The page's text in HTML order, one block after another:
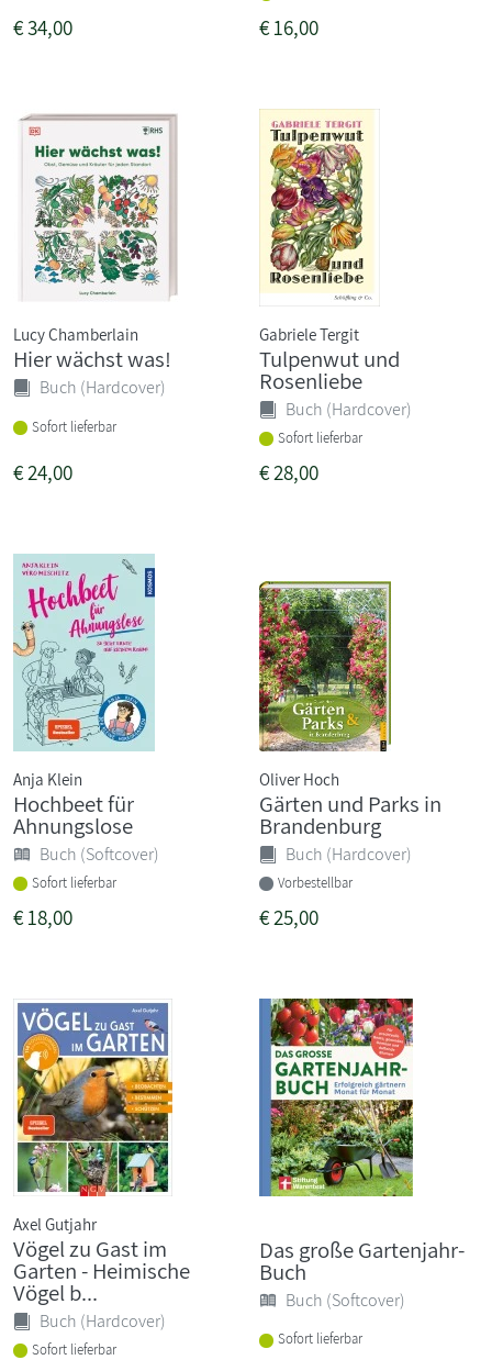
€34,00 €16,00
Lucy Chamberlain
Hier wächst was!
Buch (Hardcover)
Sofort lieferbar
€24,00
Gabriele Tergit
Tulpenwut und
Rosenliebe
Buch (Hardcover)
Sofort lieferbar
€28,00
Anja Klein
Hochbeet für
Ahnungslose
Buch (Softcover)
Sofort lieferbar
€18,00
Oliver Hoch
Gärten und Parks in
Brandenburg
Buch (Hardcover)
Vorbestellbar
€25,00
Axel Gutjahr
Vögel zu Gast im
Garten - Heimische
Vögel b...
Buch (Hardcover)
Sofort lieferbar
Das große Gartenjahr-
Buch
Buch (Softcover)
Sofort lieferbar